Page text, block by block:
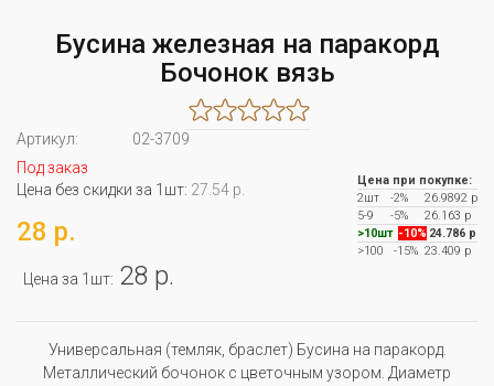
Бусина железная на паракорд
Бочонок вязь
Артикул:
02-3709
Под заказ
Цена без скидки за 1шт: 27.54 р.
28 р.
Цена за 1шт: 28 р.
Цена при покупке:
2шт
-2%
26.9892 р
5-9
-5%
26.163 р
>10шт -10% 24.786 р
>100
-15% 23.409 р
Универсальная (темляк, браслет) Бусина на паракорд.
Металлический бочонок с цветочным узором. Диаметр